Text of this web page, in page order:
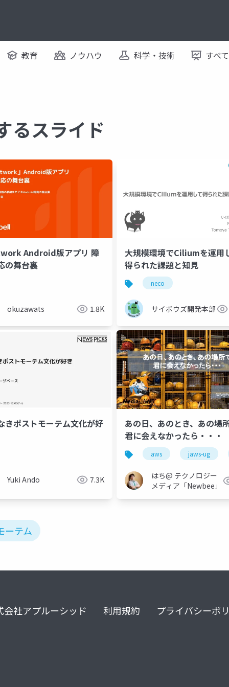
教育 ノウハウ 科学・技術 すべ
るスライド
Android版アプリ 障
の舞台裏
okuzawats 1.8K
大規模環境でCiliumを運用
得られた課題と知見
neco
サイボウズ開発本部
きポストモーテム文化が好
Yuki Ando 7.3K
あの日、あのとき、あの場
君に会えなかったら・・・
aws jaws-ug
はち@ テクノロジー
メディア「Newbee」
ーテム
会社アプルーシッド 利用規約 プライバシーポ